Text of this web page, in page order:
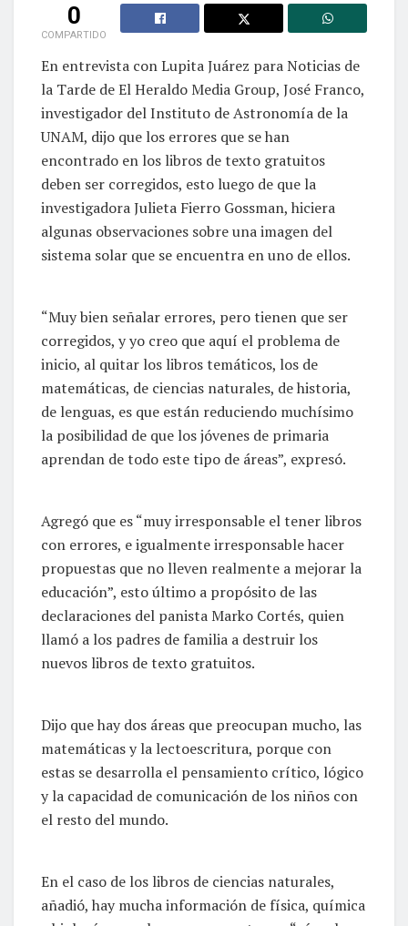
0
COMPARTIDO
En entrevista con Lupita Juárez para Noticias de
la Tarde de El Heraldo Media Group, José Franco,
investigador del Instituto de Astronomía de la
UNAM, dijo que los errores que se han
encontrado en los libros de texto gratuitos
deben ser corregidos, esto luego de que la
investigadora Julieta Fierro Gossman, hiciera
algunas observaciones sobre una imagen del
sistema solar que se encuentra en uno de ellos.
“Muy bien señalar errores, pero tienen que ser
corregidos, y yo creo que aquí el problema de
inicio, al quitar los libros temáticos, los de
matemáticas, de ciencias naturales, de historia,
de lenguas, es que están reduciendo muchísimo
la posibilidad de que los jóvenes de primaria
aprendan de todo este tipo de áreas”, expresó.
Agregó que es “muy irresponsable el tener libros
con errores, e igualmente irresponsable hacer
propuestas que no lleven realmente a mejorar la
educación”, esto último a propósito de las
declaraciones del panista Marko Cortés, quien
llamó a los padres de familia a destruir los
nuevos libros de texto gratuitos.
Dijo que hay dos áreas que preocupan mucho, las
matemáticas y la lectoescritura, porque con
estas se desarrolla el pensamiento crítico, lógico
y la capacidad de comunicación de los niños con
el resto del mundo.
En el caso de los libros de ciencias naturales,
añadió, hay mucha información de física, química